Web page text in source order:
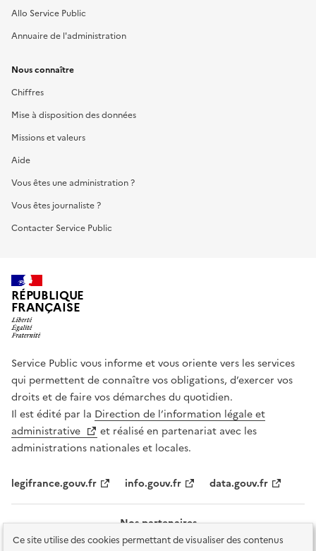
Ce site utilise des cookies permettant de visualiser des contenus
Allo Service Public
Annuaire de l'administration
Nous connaître
Chiffres
Mise à disposition des données
Missions et valeurs
Aide
Vous êtes une administration ?
Vous êtes journaliste ?
Contacter Service Public
RÉPUBLIQUE
FRANÇAISE
Service Public vous informe et vous oriente vers les services
qui permettent de connaître vos obligations, d’exercer vos
droits et de faire vos démarches du quotidien.
Il est édité par la Direction de l’information légale et
administrative
et réalisé en partenariat avec les
administrations nationales et locales.
legifrance.gouv.fr info.gouv.fr data.gouv.fr
Nos partenaires